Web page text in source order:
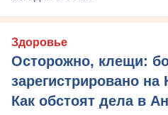
Здоровье
Осторожно, клещи:
зарегистрировано на
Как обстоят дела в